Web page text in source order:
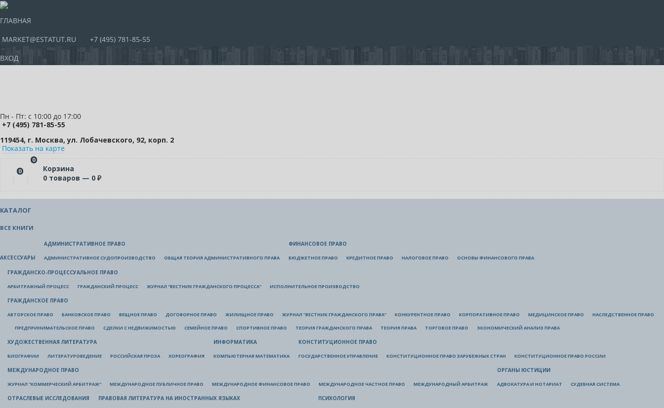
ГЛАВНАЯ
MARKET@ESTATUT.RU
+7 (495) 781-85-55
ВХОД
Пн - Пт: с 10:00 до 17:00
+7 (495) 781-85-55
119454, г. Москва, ул. Лобачевского, 92, корп. 2
Показать на карте
0
0
Корзина
0 товаров — 0 ₽
КАТАЛОГ
ВСЕ КНИГИ
АКСЕССУАРЫ
АДМИНИСТРАТИВНОЕ ПРАВО
АДМИНИСТРАТИВНОЕ СУДОПРОИЗВОДСТВО ОБЩАЯ ТЕОРИЯ АДМИНИСТРАТИВНОГО ПРАВА
ФИНАНСОВОЕ ПРАВО
БЮДЖЕТНОЕ ПРАВО КРЕДИТНОЕ ПРАВО НАЛОГОВОЕ ПРАВО ОСНОВЫ ФИНАНСОВОГО ПРАВА
ГРАЖДАНСКО-ПРОЦЕССУАЛЬНОЕ ПРАВО
АРБИТРАЖНЫЙ ПРОЦЕСС ГРАЖДАНСКИЙ ПРОЦЕСС ЖУРНАЛ "ВЕСТНИК ГРАЖДАНСКОГО ПРОЦЕССА" ИСПОЛНИТЕЛЬНОЕ ПРОИЗВОДСТВО
ГРАЖДАНСКОЕ ПРАВО
АВТОРСКОЕ ПРАВО БАНКОВСКОЕ ПРАВО ВЕЩНОЕ ПРАВО ДОГОВОРНОЕ ПРАВО ЖИЛИЩНОЕ ПРАВО ЖУРНАЛ "ВЕСТНИК ГРАЖДАНСКОГО ПРАВА" КОНКУРЕНТНОЕ ПРАВО КОРПОРАТИВНОЕ ПРАВО МЕДИЦИНСКОЕ ПРАВО НАСЛЕДСТВЕННОЕ ПРАВО
ПРЕДПРИНИМАТЕЛЬСКОЕ ПРАВО СДЕЛКИ С НЕДВИЖИМОСТЬЮ СЕМЕЙНОЕ ПРАВО СПОРТИВНОЕ ПРАВО ТЕОРИЯ ГРАЖДАНСКОГО ПРАВА ТЕОРИЯ ПРАВА ТОРГОВОЕ ПРАВО ЭКОНОМИЧЕСКИЙ АНАЛИЗ ПРАВА
ХУДОЖЕСТВЕННАЯ ЛИТЕРАТУРА
БИОГРАФИИ ЛИТЕРАТУРОВЕДЕНИЕ РОССИЙСКАЯ ПРОЗА ХОРЕОГРАФИЯ
ИНФОРМАТИКА
КОМПЬЮТЕРНАЯ МАТЕМАТИКА
КОНСТИТУЦИОННОЕ ПРАВО
ГОСУДАРСТВЕННОЕ УПРАВЛЕНИЕ КОНСТИТУЦИОННОЕ ПРАВО ЗАРУБЕЖНЫХ СТРАН КОНСТИТУЦИОННОЕ ПРАВО РОССИИ
МЕЖДУНАРОДНОЕ ПРАВО
ЖУРНАЛ "КОММЕРЧЕСКИЙ АРБИТРАЖ" МЕЖДУНАРОДНОЕ ПУБЛИЧНОЕ ПРАВО МЕЖДУНАРОДНОЕ ФИНАНСОВОЕ ПРАВО МЕЖДУНАРОДНОЕ ЧАСТНОЕ ПРАВО МЕЖДУНАРОДНЫЙ АРБИТРАЖ
ОРГАНЫ ЮСТИЦИИ
АДВОКАТУРА И НОТАРИАТ СУДЕБНАЯ СИСТЕМА
ОТРАСЛЕВЫЕ ИССЛЕДОВАНИЯ ПРАВОВАЯ ЛИТЕРАТУРА НА ИНОСТРАННЫХ ЯЗЫКАХ ПСИХОЛОГИЯ